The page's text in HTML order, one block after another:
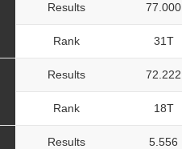
Results 77.000
Rank 31T
Results 72.222
Rank 18T
Results 5.556